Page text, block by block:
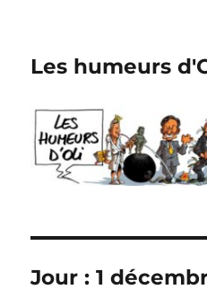
Les humeurs
Jour :1